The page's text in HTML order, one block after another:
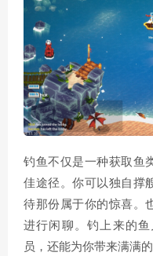
钓鱼不仅是一种获取鱼
佳途径。你可以独自撑
待那份属于你的惊喜。
进行闲聊。钓上来的
员，还能为你带来满满的